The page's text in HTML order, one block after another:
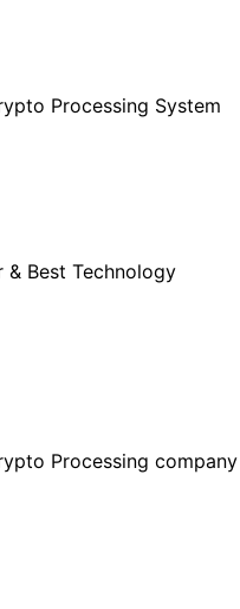
Processing System
& Best Technology
Processing company